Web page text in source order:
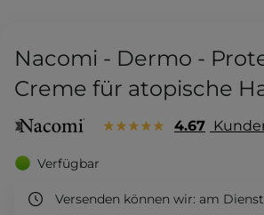
Nacomi - Dermo -
Creme für atopische
4.67
Verfügbar
Versenden können wir: am